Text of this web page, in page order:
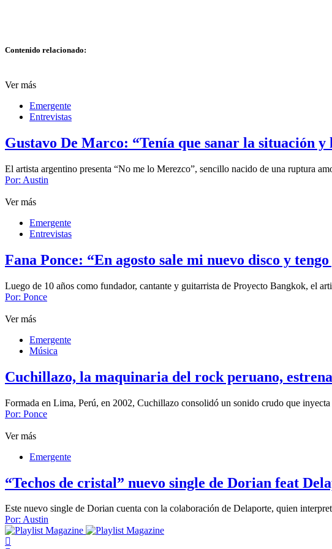
Contenido relacionado:
Ver más
Emergente
Entrevistas
Gustavo De Marco: “Tenía que sanar la situación y
El artista argentino presenta “No me lo Merezco”, sencillo nacido de una ruptura
Por: Austin
Ver más
Emergente
Entrevistas
Fana Ponce: “En agosto sale mi nuevo disco y
Luego de 10 años como fundador, cantante y guitarrista de Proyecto Bangkok, el
Por: Ponce
Ver más
Emergente
Música
Cuchillazo, la maquinaria del rock peruano,
Formada en Lima, Perú, en 2002, Cuchillazo consolidó un sonido crudo que
Por: Ponce
Ver más
Emergente
“Techos de cristal” nuevo single de Dorian feat
Este nuevo single de Dorian cuenta con la colaboración de Delaporte, quien
Por: Austin